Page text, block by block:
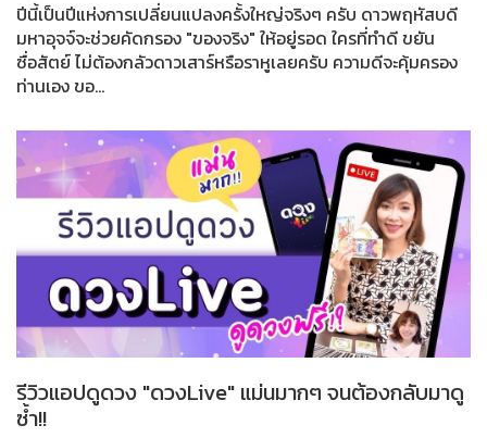
ปีนี้เป็นปีแห่งการเปลี่ยนแปลงครั้งใหญ่จริงๆ ครับ ดาวพฤหัสบดี
มหาอุจจ์จะช่วยคัดกรอง "ของจริง" ให้อยู่รอด ใครที่ทำดี ขยัน
ซื่อสัตย์ ไม่ต้องกลัวดาวเสาร์หรือราหูเลยครับ ความดีจะคุ้มครอง
ท่านเอง ขอ...
รีวิวแอปดูดวง "ดวงLive" แม่นมากๆ จนต้องกลับมาดู
ซ้ำ!!